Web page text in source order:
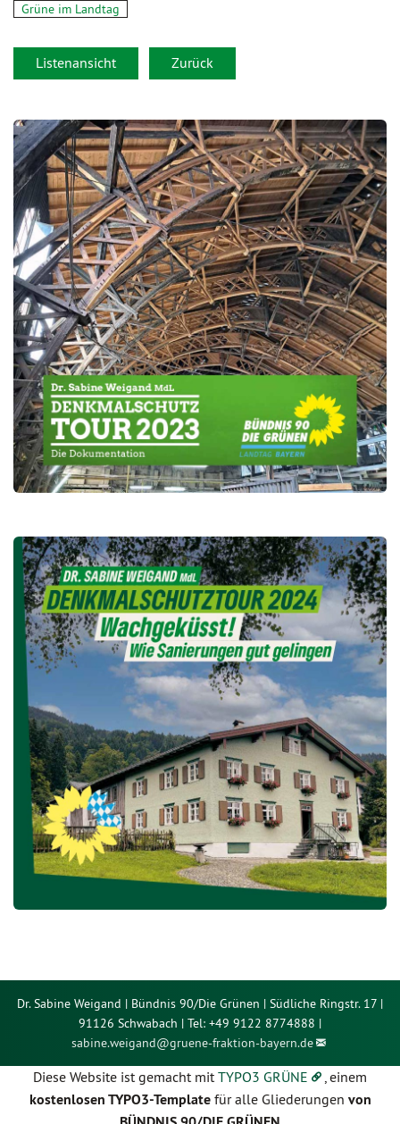
Grüne im Landtag
Listenansicht Zurück
Dr. Sabine Weigand | Bündnis 90/Die Grünen | Südliche Ringstr. 17 |
91126 Schwabach | Tel: +49 9122 8774888 |
sabine.weigand@gruene-fraktion-bayern.de
Diese Website ist gemacht mitTYPO3 GRÜNE , einem
kostenlosen TYPO3-Templatefür alle Gliederungen von